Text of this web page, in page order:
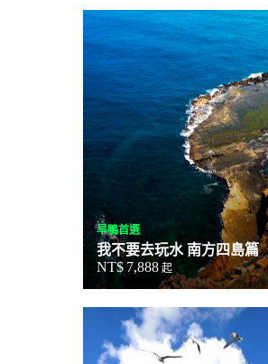
旱鴨首選
我不要去玩水 南方四島篇
NT$ 7,888 起